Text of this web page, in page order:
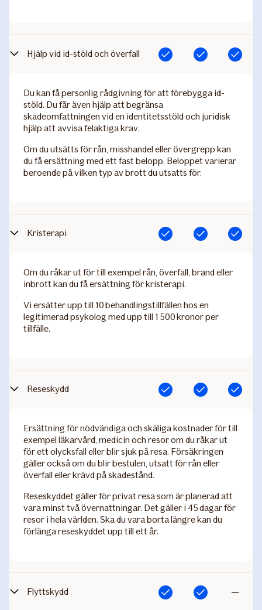
Hjälp vid id-stöld och överfall Ingår Ingår Ingår
Du kan få personlig rådgivning för att förebygga id-
stöld. Du får även hjälp att begränsa
skadeomfattningen vid en identitetsstöld och juridisk
hjälp att avvisa felaktiga krav.
Om du utsätts för rån, misshandel eller övergrepp kan
du få ersättning med ett fast belopp. Beloppet varierar
beroende på vilken typ av brott du utsatts för.
Kristerapi Ingår Ingår Ingår
Om du råkar ut för till exempel rån, överfall, brand eller
inbrott kan du få ersättning för kristerapi.
Vi ersätter upp till 10 behandlingstillfällen hos en
legitimerad psykolog med upp till 1 500 kronor per
tillfälle.
Reseskydd Ingår Ingår Ingår
Ersättning för nödvändiga och skäliga kostnader för till
exempel läkarvård, medicin och resor om du råkar ut
för ett olycksfall eller blir sjuk på resa. Försäkringen
gäller också om du blir bestulen, utsatt för rån eller
överfall eller krävd på skadestånd.
Reseskyddet gäller för privat resa som är planerad att
vara minst två övernattningar. Det gäller i 45 dagar för
resor i hela världen. Ska du vara borta längre kan du
förlänga reseskyddet upp till ett år.
Flyttskydd Ingår
Ingår